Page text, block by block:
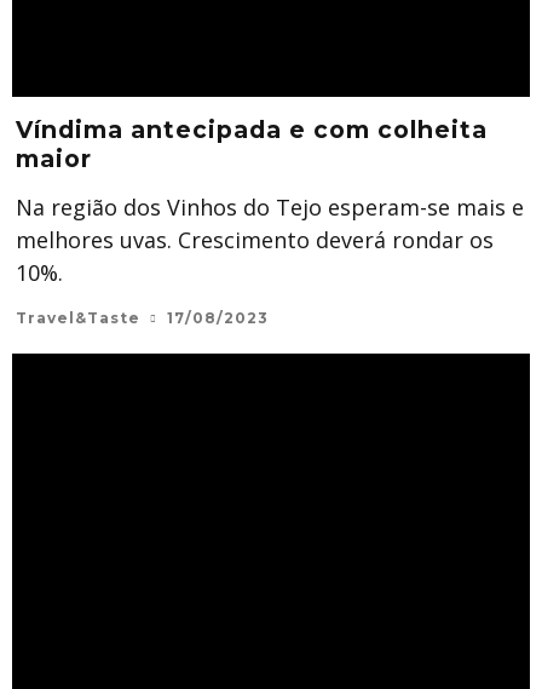
Víndima antecipada e com colheita
maior
Na região dos Vinhos do Tejo esperam-se mais e
melhores uvas. Crescimento deverá rondar os
10%.
Travel&Taste 17/08/2023